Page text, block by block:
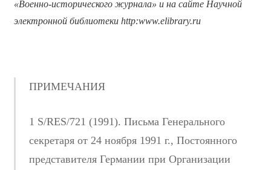
«Военно-исторического журнала» и на сайте Научной
электронной библиотеки http:www.elibrary.ru
ПРИМЕЧАНИЯ
1 S/RES/721 (1991). Письма Генерального
секретаря от 24 ноября 1991 г., Постоянного
представителя Германии при Организации